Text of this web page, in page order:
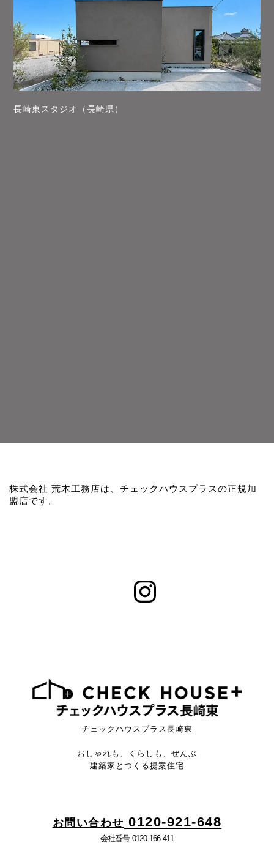
長崎東スタジオ（長崎県）
株式会社 荒木工務店は、チェックハウスプラスの正規加
盟店です。
チェックハウスプラス長崎東
おしゃれも、くらしも、ぜんぶ
建築家とつくる提案住宅
お問い合わせ 0120-921-648
会社番号 0120-166-411